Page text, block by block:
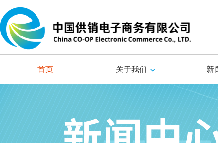
首页 关于我们 新